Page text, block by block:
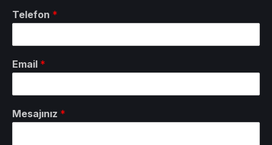
Telefon *
Email *
Mesajınız *